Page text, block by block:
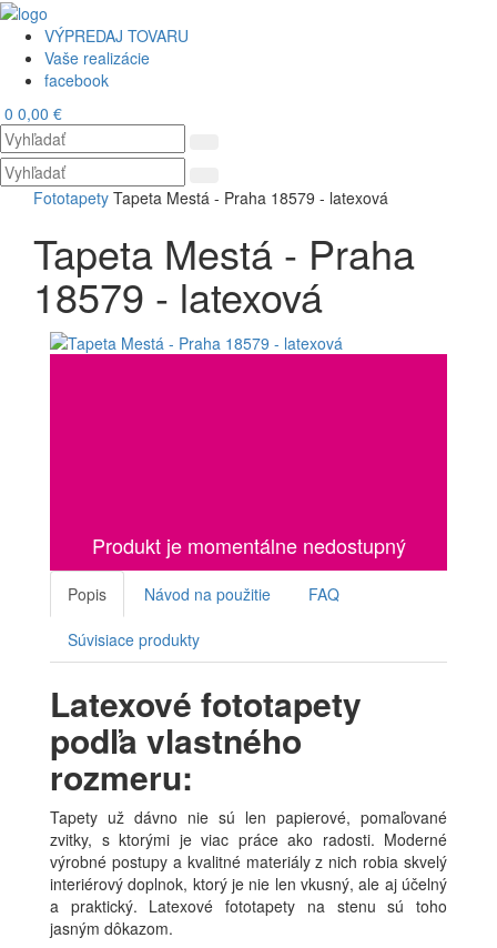
VÝPREDAJ TOVARU
Vaše realizácie
facebook
0 0,00 €
Fototapety Tapeta Mestá - Praha 18579 - latexová
Tapeta Mestá - Praha
18579 - latexová
Produkt je momentálne nedostupný
Popis Návod na použitie FAQ
Súvisiace produkty
Latexové fototapety
podľa vlastného
rozmeru:
Tapety už dávno nie sú len papierové, pomaľované
zvitky, s ktorými je viac práce ako radosti. Moderné
výrobné postupy a kvalitné materiály z nich robia skvelý
interiérový doplnok, ktorý je nie len vkusný, ale aj účelný
a praktický. Latexové fototapety na stenu sú toho
jasným dôkazom.